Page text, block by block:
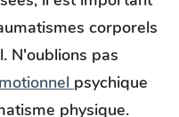
corporels
N'oublions pas
psychique
physique.